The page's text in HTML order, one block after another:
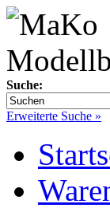
Suche:
Erweiterte Suche »